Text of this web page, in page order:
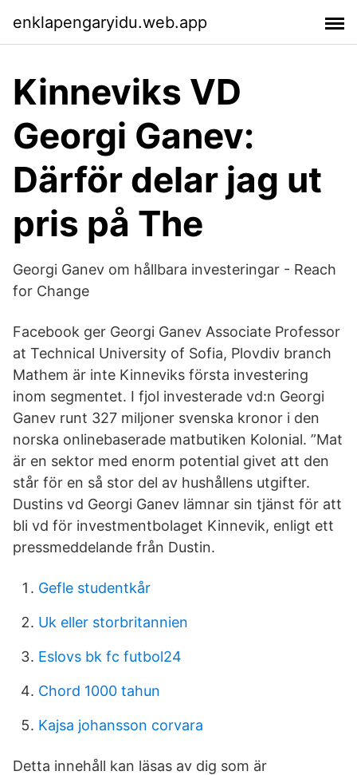
enklapengaryidu.web.app
Kinneviks VD
Georgi Ganev:
Därför delar jag ut
pris på The
Georgi Ganev om hållbara investeringar - Reach
for Change
Facebook ger Georgi Ganev Associate Professor
at Technical University of Sofia, Plovdiv branch
Mathem är inte Kinneviks första investering
inom segmentet. I fjol investerade vd:n Georgi
Ganev runt 327 miljoner svenska kronor i den
norska onlinebaserade matbutiken Kolonial. ”Mat
är en sektor med enorm potential givet att den
står för en så stor del av hushållens utgifter.
Dustins vd Georgi Ganev lämnar sin tjänst för att
bli vd för investmentbolaget Kinnevik, enligt ett
pressmeddelande från Dustin.
Gefle studentkår
Uk eller storbritannien
Eslovs bk fc futbol24
Chord 1000 tahun
Kajsa johansson corvara
Detta innehåll kan läsas av dig som är